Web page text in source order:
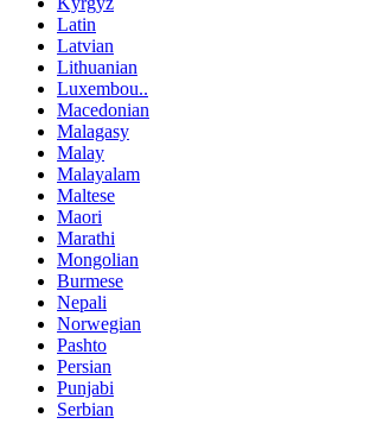
Latin
Latvian
Lithuanian
Luxembou..
Macedonian
Malagasy
Malay
Malayalam
Maltese
Maori
Marathi
Mongolian
Burmese
Nepali
Norwegian
Pashto
Persian
Punjabi
Serbian